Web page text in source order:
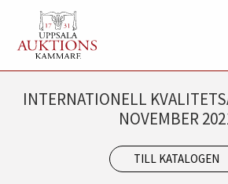
INTERNATIONELL
NOVEMBER
TILL KATALOGEN